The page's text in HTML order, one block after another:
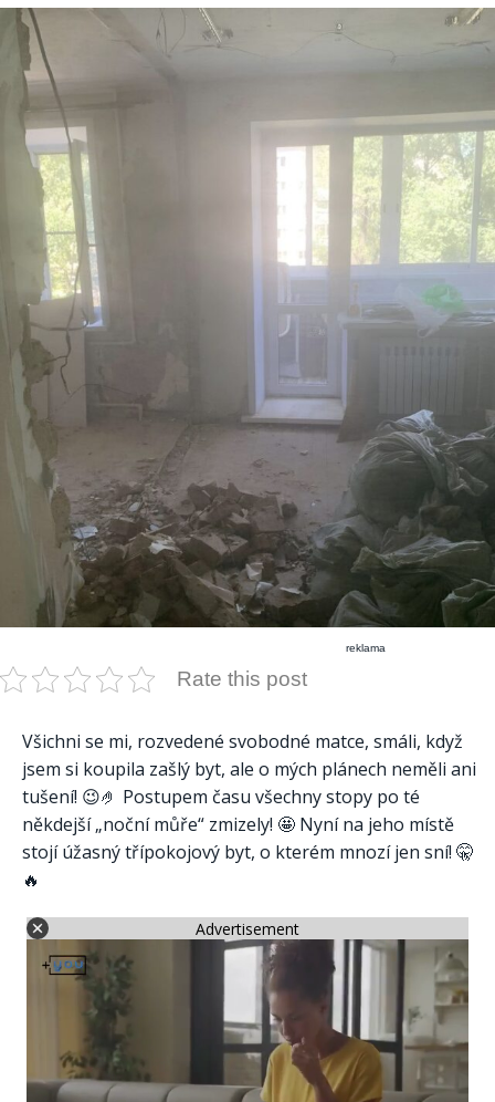
reklama
Rate this post
Všichni se mi, rozvedené svobodné matce, smáli, když
jsem si koupila zašlý byt, ale o mých plánech neměli ani
tušení! 😉🤌 Postupem času všechny stopy po té
někdejší „noční můře“ zmizely! 🤩 Nyní na jeho místě
stojí úžasný třípokojový byt, o kterém mnozí jen sní! 🤫
🔥
Advertisement